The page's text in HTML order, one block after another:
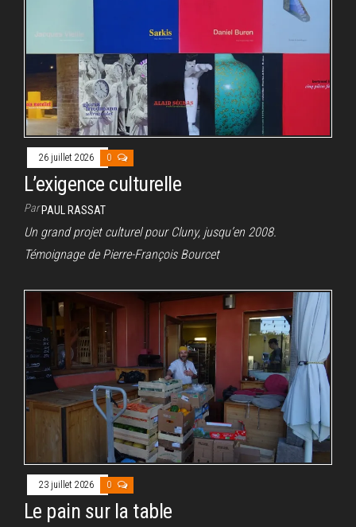
26 juillet 2026 0
L’exigence culturelle
ParPAUL RASSAT
Un grand projet culturel pour Cluny, jusqu’en 2008.
Témoignage de Pierre-François Bourcet
23 juillet 2026 0
Le pain sur la table